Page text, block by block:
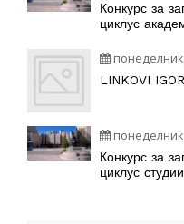
Конкурс за
циклус
LINKOVI IGOR
Конкурс за
циклус